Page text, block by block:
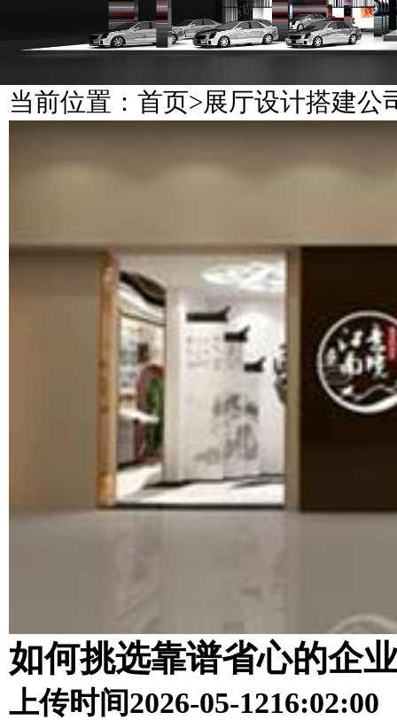
当前位置： 首页>展厅设计搭建公
如何挑选靠谱省心的企
上传时间2026-05-1216:02:00